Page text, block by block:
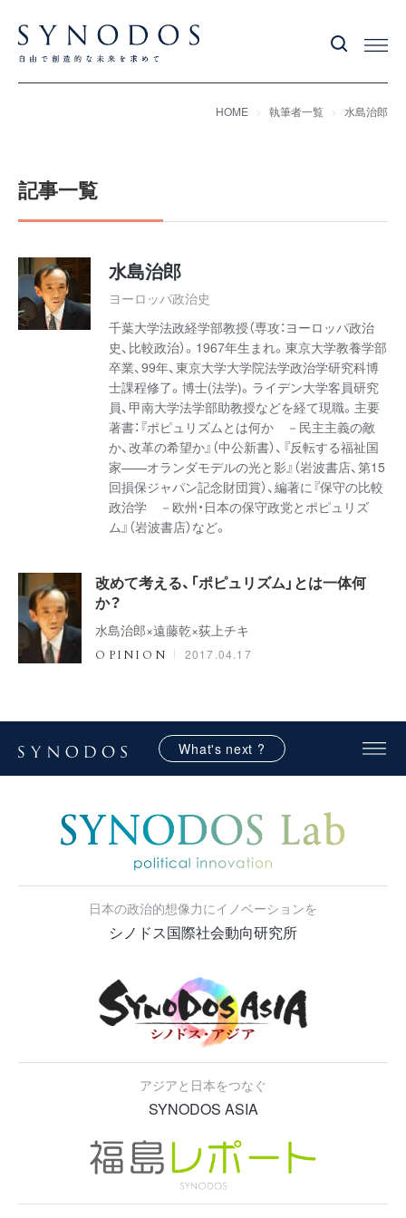
HOME 執筆者一覧 水島治郎
記事一覧
水島治郎
ヨーロッパ政治史
千葉大学法政経学部教授（専攻：ヨーロッパ政治
史、比較政治）。1967年生まれ。東京大学教養学部
卒業、99年、東京大学大学院法学政治学研究科博
士課程修了。博士(法学)。ライデン大学客員研究
員、甲南大学法学部助教授などを経て現職。主要
著書：『ポピュリズムとは何か －民主主義の敵
か、改革の希望か』（中公新書）、『反転する福祉国
家——オランダモデルの光と影』（岩波書店、第15
回損保ジャパン記念財団賞）、編著に『保守の比較
政治学 －欧州・日本の保守政党とポピュリズ
ム』（岩波書店）など。
改めて考える、「ポピュリズム」とは一体何
か？
水島治郎×遠藤乾×荻上チキ
OPINION 2017.04.17
What's next ?
日本の政治的想像力にイノベーションを
シノドス国際社会動向研究所
アジアと日本をつなぐ
SYNODOS ASIA